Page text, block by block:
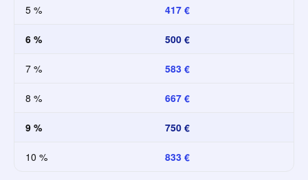
5 % 417 €
6 % 500 €
7 % 583 €
8 % 667 €
9 % 750 €
10 % 833 €